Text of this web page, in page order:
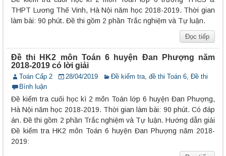
THPT Lương Thế Vinh, Hà Nội năm học 2018-2019. Thời gian
làm bài: 90 phút. Đề thi gồm 2 phần Trắc nghiệm và Tự luận.
Đọc tiếp
Đề thi HK2 môn Toán 6 huyện Đan Phượng năm
2018-2019 có lời giải
Toán Cấp 2 28/04/2019 Đề kiểm tra, đề thi Toán 6 Đề thi
Bình luận
Đề kiểm tra cuối học kì 2 môn Toán lớp 6 huyện Đan Phượng,
Hà Nội năm học 2018-2019. Thời gian làm bài: 90 phút. Có đáp
án. Đề thi gồm 2 phần Trắc nghiệm và Tự luận. Hướng dẫn giải
Đề kiểm tra HK2 môn Toán 6 huyện Đan Phượng năm 2018-
2019: